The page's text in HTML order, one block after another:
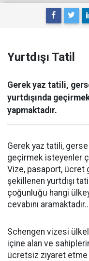
Yurtdışı Tatil
Gerek yaz tatili,
yurtdışında
yapmaktadır.
Gerek yaz tatili, gerse
geçirmek isteyenler
Vize, pasaport, ücret
şekillenen yurtdışı
çoğunluğu hangi
cevabını aramaktadır..
Schengen vizesi
içine alan ve
ücretsiz ziyaret etme